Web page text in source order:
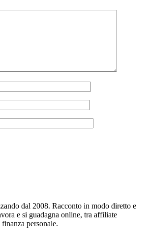
dal 2008. Racconto in modo diretto e
e si guadagna online, tra affiliate
personale.